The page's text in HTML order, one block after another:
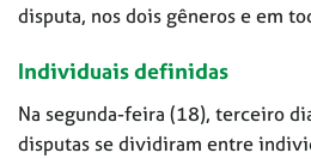
disputa, nos dois gêneros e em
Individuais definidas
Na segunda-feira (18), terceiro
disputas se dividiram entre